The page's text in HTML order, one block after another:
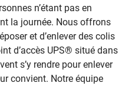
n’étant pas en
la journée. Nous offrons
et d’enlever des colis
d’accès UPS® situé dans
s’y rendre pour enlever
convient. Notre équipe